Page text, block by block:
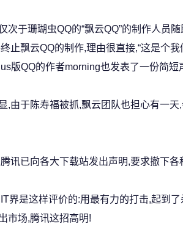
于珊瑚虫QQ的“飘云QQ”的制作人员随
止飘云QQ的制作,理由很直接,“这是个
版QQ的作者morning也发表了一份简
于陈寿福被抓,飘云团队也担心有一天,
已向各大下载站发出声明,要求撤下各
是这样评价的:用最有力的打击,起到了
市场,腾讯这招高明!